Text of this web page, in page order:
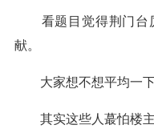
看题目觉得荆门台
献。
大家想不想平均一下
其实这些人蕞怕楼主